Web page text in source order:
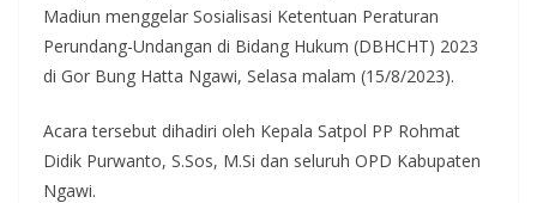
o
k
p
p
m
Madiun menggelar Sosialisasi Ketentuan Peraturan
Perundang-Undangan di Bidang Hukum (DBHCHT) 2023
di Gor Bung Hatta Ngawi, Selasa malam (15/8/2023).
Acara tersebut dihadiri oleh Kepala Satpol PP Rohmat
Didik Purwanto, S.Sos, M.Si dan seluruh OPD Kabupaten
Ngawi.